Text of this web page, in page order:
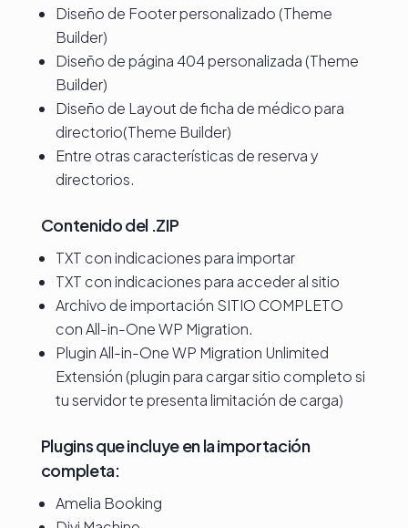
Diseño de Footer personalizado (Theme
Builder)
Diseño de página 404 personalizada (Theme
Builder)
Diseño de Layout de ficha de médico para
directorio(Theme Builder)
Entre otras características de reserva y
directorios.
Contenido del .ZIP
TXT con indicaciones para importar
TXT con indicaciones para acceder al sitio
Archivo de importación SITIO COMPLETO
con All-in-One WP Migration.
Plugin All-in-One WP Migration Unlimited
Extensión (plugin para cargar sitio completo si
tu servidor te presenta limitación de carga)
Plugins que incluye en la importación
completa:
Amelia Booking